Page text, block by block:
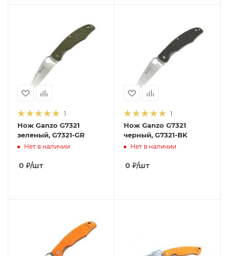
1
Нож Ganzo G7321
зеленый, G7321-GR
Нет в наличии
0 ₽/шт
1
Нож Ganzo G7321
черный, G7321-BK
Нет в наличии
0 ₽/шт